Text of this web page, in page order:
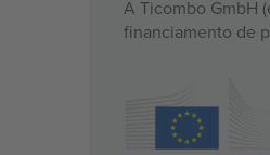
A Ticombo GmbH
financiamento de